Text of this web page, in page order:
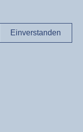
Einverstanden